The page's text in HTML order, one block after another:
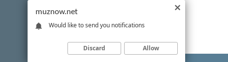
muznow.net
Would like to send you notifications
Discard Allow